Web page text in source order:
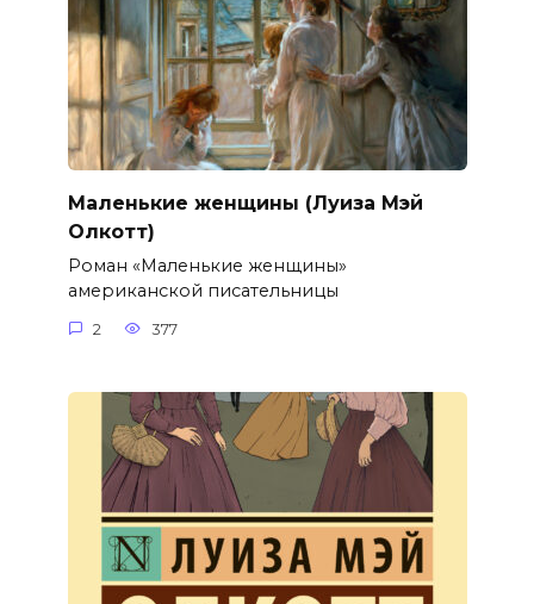
Маленькие женщины (Луиза Мэй
Олкотт)
Роман «Маленькие женщины»
американской писательницы
2 377